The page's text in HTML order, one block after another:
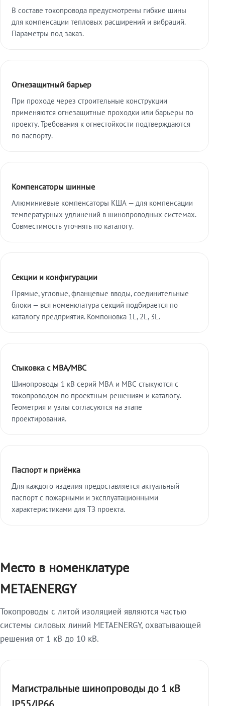
В составе токопровода предусмотрены гибкие шины
для компенсации тепловых расширений и вибраций.
Параметры под заказ.
Огнезащитный барьер
При проходе через строительные конструкции
применяются огнезащитные проходки или барьеры по
проекту. Требования к огнестойкости подтверждаются
по паспорту.
Компенсаторы шинные
Алюминиевые компенсаторы КША — для компенсации
температурных удлинений в шинопроводных системах.
Совместимость уточнять по каталогу.
Секции и конфигурации
Прямые, угловые, фланцевые вводы, соединительные
блоки — вся номенклатура секций подбирается по
каталогу предприятия. Компоновка 1L, 2L, 3L.
Стыковка с МВА/МВС
Шинопроводы 1 кВ серий МВА и МВС стыкуются с
токопроводом по проектным решениям и каталогу.
Геометрия и узлы согласуются на этапе
проектирования.
Паспорт и приёмка
Для каждого изделия предоставляется актуальный
паспорт с пожарными и эксплуатационными
характеристиками для ТЗ проекта.
Место в номенклатуре
METAENERGY
Токопроводы с литой изоляцией являются частью
системы силовых линий METAENERGY, охватывающей
решения от 1 кВ до 10 кВ.
Магистральные шинопроводы до 1 кВ